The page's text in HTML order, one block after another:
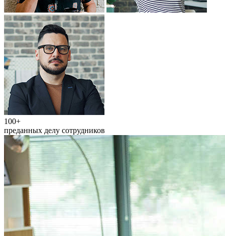
100+
преданных делу сотрудников